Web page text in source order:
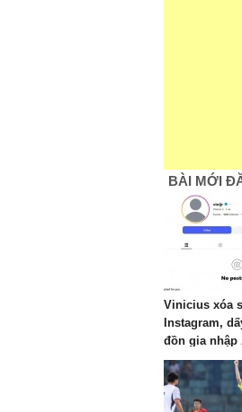
BÀI MỚI
Vinicius xóa
Instagram,
đồn gia nhập